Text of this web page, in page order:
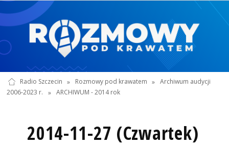
Radio Szczecin » Rozmowy pod krawatem » Archiwum audycji
2006-2023 r.
» ARCHIWUM - 2014 rok
2014-11-27 (Czwartek)